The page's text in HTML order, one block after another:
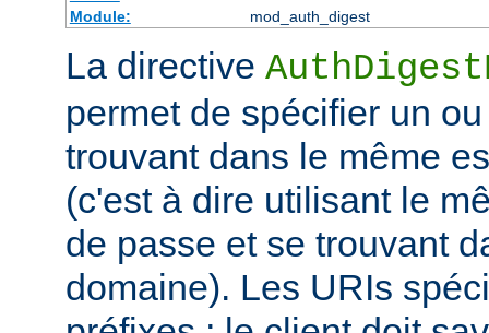
Module:
mod_auth_digest
La directive
permet de spécifier un
trouvant dans le même
(c'est à dire utilisant le
de passe et se trouvant
domaine). Les URIs